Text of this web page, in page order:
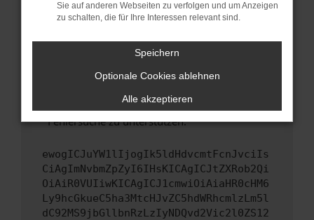
führen, dass bestimmte Funktionen nicht mehr
unterstützt werden.
Wende dich an den Webseitenbetreiber.
Wenn du alle oben genannten Schritte versucht
hast, kontaktiere uns bitte. Wir werden
uns diesen Text schicken, um uns bei der
Fehlersuche zu unterstützen:
ewogICJuYW1lIjogIk5ldHdvcmtFcnJvciIs
CiAgImNvbmZpZyI6IHsKICAgICJtZXRob2Qi
OiAiR0VUIiwKICAgICJ1cmwiOiAiaHR0cHM6
Ly9hcGkueC5ha3MtcHJvZC5hdWRhcmlzLm5l
dC92MS9jbGllbnRzLzIyNDQvd2Vic2l0ZS12
Sie auf anderen Webseiten zu verfolgen und um Anzeigen
zu schalten, die für Ihre Interessen relevant sind.
Speichern
Optionale Cookies ablehnen
Alle akzeptieren